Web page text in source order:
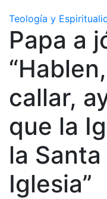
Teología y
Papa a
callar,
que la
la
Iglesia”